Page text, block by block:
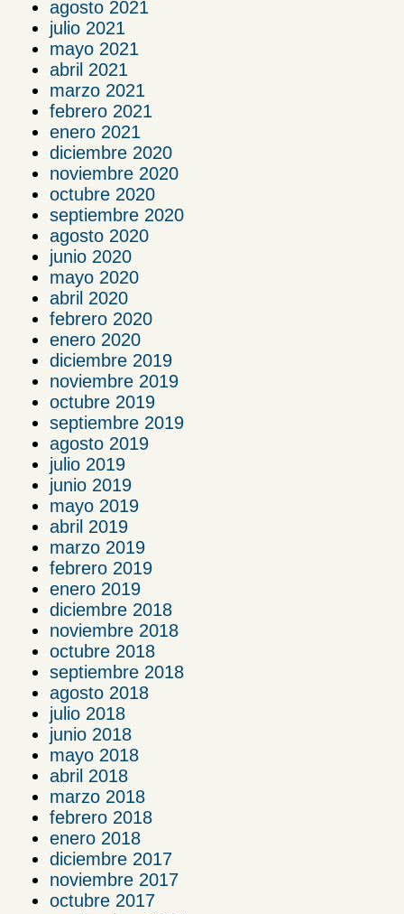
agosto 2021
julio 2021
mayo 2021
abril 2021
marzo 2021
febrero 2021
enero 2021
diciembre 2020
noviembre 2020
octubre 2020
septiembre 2020
agosto 2020
junio 2020
mayo 2020
abril 2020
febrero 2020
enero 2020
diciembre 2019
noviembre 2019
octubre 2019
septiembre 2019
agosto 2019
julio 2019
junio 2019
mayo 2019
abril 2019
marzo 2019
febrero 2019
enero 2019
diciembre 2018
noviembre 2018
octubre 2018
septiembre 2018
agosto 2018
julio 2018
junio 2018
mayo 2018
abril 2018
marzo 2018
febrero 2018
enero 2018
diciembre 2017
noviembre 2017
octubre 2017